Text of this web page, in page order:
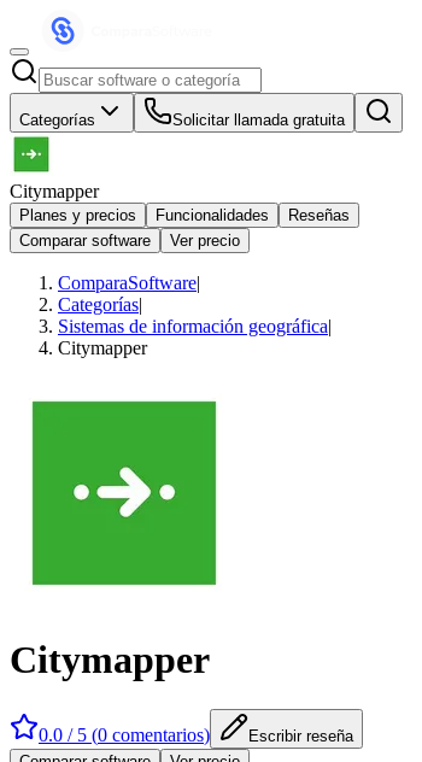
Categorías Solicitar llamada gratuita
Citymapper
Planes y precios Funcionalidades
Reseñas
Comparar software
Ver precio
ComparaSoftware|
Categorías|
Sistemas de información geográfica|
Citymapper
Citymapper
0.0 / 5 (0 comentarios)
Escribir reseña